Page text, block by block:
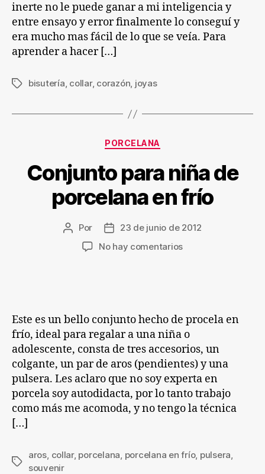
inerte no le puede ganar a mi inteligencia y
entre ensayo y error finalmente lo conseguí y
era mucho mas fácil de lo que se veía. Para
aprender a hacer […]
Etiquetas
bisutería, collar, corazón, joyas
Categorías
PORCELANA
Conjunto para niña de
porcelana en frío
Autor
Por
Fecha
de
23 de junio de 2012
No hay comentariosen
en
frío
Este es un bello conjunto hecho de procela en
frío, ideal para regalar a una niña o
adolescente, consta de tres accesorios, un
colgante, un par de aros (pendientes) y una
pulsera. Les aclaro que no soy experta en
porcela soy autodidacta, por lo tanto trabajo
como más me acomoda, y no tengo la técnica
[…]
Etiquetas
aros collar, porcelana porcelana en frío, pulsera
souvenir